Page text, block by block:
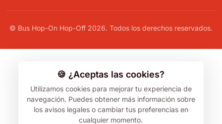
© Bus Hop-On Hop-Off 2026. Todos los derechos reservados.
🍪 ¿Aceptas las cookies?
Utilizamos cookies para mejorar tu experiencia de
navegación. Puedes obtener más información sobre
los avisos legales o cambiar tus preferencias en
cualquier momento.